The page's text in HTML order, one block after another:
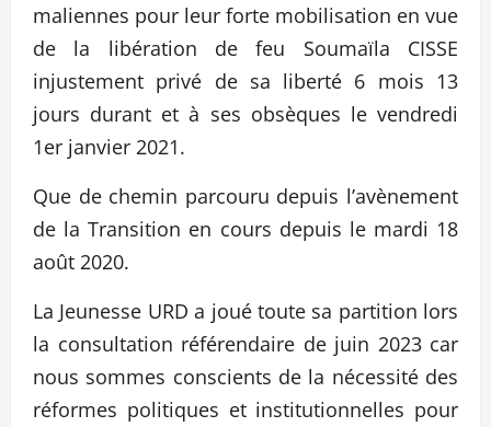
maliennes pour leur forte mobilisation en vue
de la libération de feu Soumaïla CISSE
injustement privé de sa liberté 6 mois 13
jours durant et à ses obsèques le vendredi
1er janvier 2021.
Que de chemin parcouru depuis l’avènement
de la Transition en cours depuis le mardi 18
août 2020.
La Jeunesse URD a joué toute sa partition lors
la consultation référendaire de juin 2023 car
nous sommes conscients de la nécessité des
réformes politiques et institutionnelles pour